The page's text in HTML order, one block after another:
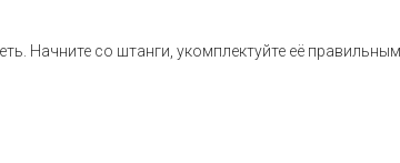
Начните со штанги, укомплектуйте её